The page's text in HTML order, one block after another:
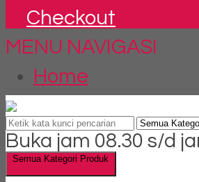
Checkout
MENU NAVIGASI
Home
Buka jam 08.30 s/d
Semua Kategori Produk